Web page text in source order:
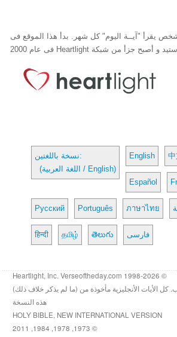
أكثر من 250,000 شخص يقرأ "آيــة اليوم" كل شهر. بدأ هذا الموقع فى
نسخة باللغتين:
(اللغة العربية / English)
English
Español
Русский Português ภาษาไทย
हिन्दी தமிழ் తెలుగు فارسی
© 1998-2026 Heartlight, Inc. Verseoftheday.com
الأيات الأنجليزية مأخوذة من (ما لم يذكر خلاف ذلك)
هذه النسخة
HOLY BIBLE, NEW INTERNATIONAL VERSION
© 1973, 1978, 1984, 2011